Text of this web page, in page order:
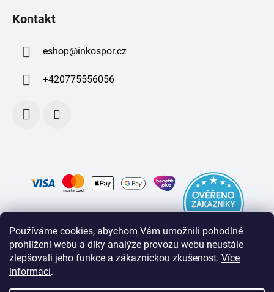
Používáme cookies, abychom Vám umožnili pohodlné
prohlížení webu a díky analýze provozu webu neustále
zlepšovali jeho funkce a zákaznickou zkušenost. Více
informací.
Kontakt
eshop@inkospor.cz
+420775556056